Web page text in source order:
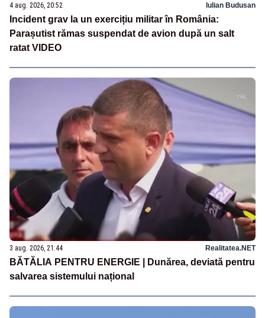
4 aug. 2026, 20:52 Iulian Budusan
Incident grav la un exercițiu militar în România:
Parașutist rămas suspendat de avion după un salt
ratat VIDEO
3 aug. 2026, 21:44 Realitatea.NET
BĂTĂLIA PENTRU ENERGIE | Dunărea, deviată pentru
salvarea sistemului național